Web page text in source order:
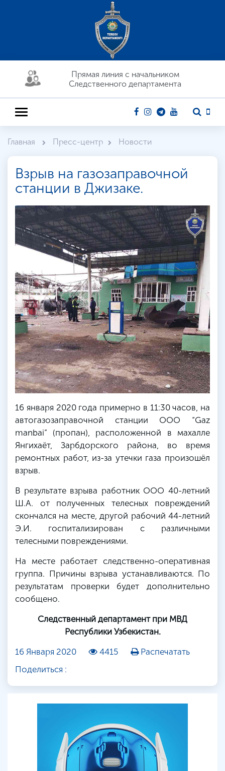
Прямая линия c начальником
Следственного департамента
Главная Пресс-центр Новости
Взрыв на газозаправочной
станции в Джизаке.
16 января 2020 года примерно в 11:30 часов, на
автогазозаправочной станции ООО “Gaz
manbai” (пропан), расположенной в махалле
Янгихаёт, Зарбдорского района, во время
ремонтных работ, из-за утечки газа произошёл
взрыв.
В результате взрыва работник ООО 40-летний
Ш.А. от полученных телесных повреждений
скончался на месте, другой рабочий 44-летний
Э.И. госпитализирован с различными
телесными повреждениями.
На месте работает следственно-оперативная
группа. Причины взрыва устанавливаются. По
результатам проверки будет дополнительно
сообщено.
Следственный департамент при МВД
Республики Узбекистан.
16 Января 2020
4415
Распечатать
Поделиться :